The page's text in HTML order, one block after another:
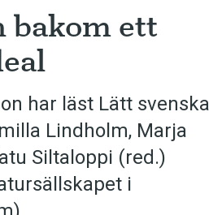
bakom ett
har läst Lätt svenska
Lindholm, Marja
Siltaloppi (red.)
i